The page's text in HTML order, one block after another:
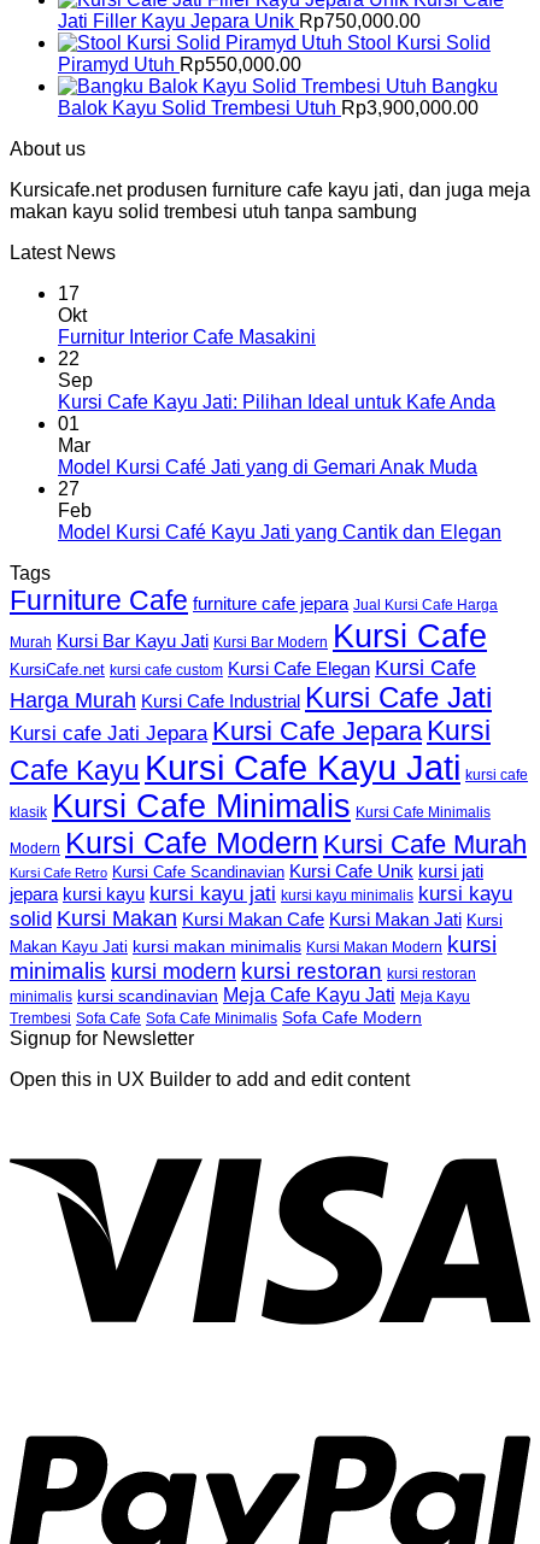
Jati Filler Kayu Jepara Unik Rp750,000.00
Stool Kursi Solid
Piramyd Utuh Rp550,000.00
Bangku
Balok Kayu Solid Trembesi Utuh Rp3,900,000.00
About us
Kursicafe.net produsen furniture cafe kayu jati, dan juga meja
makan kayu solid trembesi utuh tanpa sambung
Latest News
17
Okt
Furnitur Interior Cafe Masakini
22
Sep
Kursi Cafe Kayu Jati: Pilihan Ideal untuk Kafe Anda
01
Mar
Model Kursi Café Jati yang di Gemari Anak Muda
27
Feb
Model Kursi Café Kayu Jati yang Cantik dan Elegan
Tags
Furniture Cafe furniture cafe jepara Jual Kursi Cafe Harga
Murah Kursi Bar Kayu Jati Kursi Bar Modern Kursi Cafe
KursiCafe.net kursi cafe custom Kursi Cafe Elegan Kursi Cafe
Harga Murah Kursi Cafe Industrial Kursi Cafe Jati
Kursi cafe Jati Jepara Kursi Cafe Jepara Kursi
Cafe Kayu Kursi Cafe Kayu Jati kursi cafe
klasik Kursi Cafe Minimalis Kursi Cafe Minimalis
Modern Kursi Cafe Modern Kursi Cafe Murah
Kursi Cafe Retro Kursi Cafe Scandinavian Kursi Cafe Unik kursi jati
jepara kursi kayu kursi kayu jati kursi kayu minimalis kursi kayu
solid Kursi Makan Kursi Makan Cafe Kursi Makan Jati Kursi
Makan Kayu Jati kursi makan minimalis Kursi Makan Modern kursi
minimalis kursi modern kursi restoran kursi restoran
minimalis kursi scandinavian Meja Cafe Kayu Jati Meja Kayu
Trembesi Sofa Cafe Sofa Cafe Minimalis Sofa Cafe Modern
Signup for Newsletter
Open this in UX Builder to add and edit content